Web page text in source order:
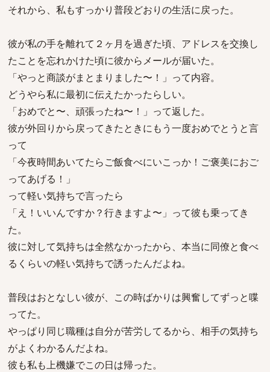
それから、私もすっかり普段どおりの生活に戻った。
彼が私の手を離れて２ヶ月を過ぎた頃、アドレスを交換し
たことを忘れかけた頃に彼からメールが届いた。
「やっと商談がまとまりました〜！」って内容。
どうやら私に最初に伝えたかったらしい。
「おめでと〜、頑張ったね〜！」って返した。
彼が外回りから戻ってきたときにもう一度おめでとうと言
って
「今夜時間あいてたらご飯食べにいこっか！ご褒美におご
ってあげる！」
って軽い気持ちで言ったら
「え！いいんですか？行きますよ〜」って彼も乗ってき
た。
彼に対して気持ちは全然なかったから、本当に同僚と食べ
るくらいの軽い気持ちで誘ったんだよね。
普段はおとなしい彼が、この時ばかりは興奮してずっと喋
ってた。
やっぱり同じ職種は自分が苦労してるから、相手の気持ち
がよくわかるんだよね。
彼も私も上機嫌でこの日は帰った。